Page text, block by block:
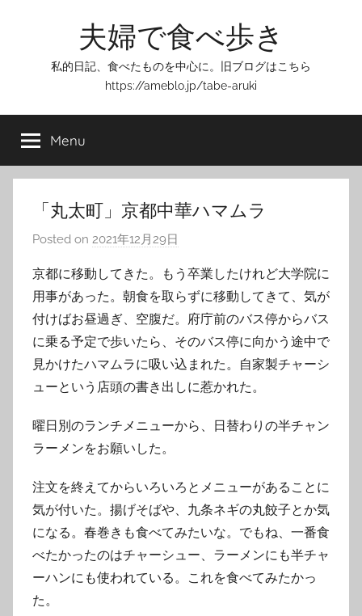
夫婦で食べ歩き
私的日記、食べたものを中心に。旧ブログはこちら
https://ameblo.jp/tabe-aruki
Menu
「丸太町」京都中華ハマムラ
Posted on 2021年12月29日
T
o
m
京都に移動してきた。もう卒業したけれど大学院に
用事があった。朝食を取らずに移動してきて、気が
付けばお昼過ぎ、空腹だ。府庁前のバス停からバス
に乗る予定で歩いたら、そのバス停に向かう途中で
見かけたハマムラに吸い込まれた。自家製チャーシ
ューという店頭の書き出しに惹かれた。
曜日別のランチメニューから、日替わりの半チャン
ラーメンをお願いした。
注文を終えてからいろいろとメニューがあることに
気が付いた。揚げそばや、九条ネギの丸餃子とか気
になる。春巻きも食べてみたいな。でもね、一番食
べたかったのはチャーシュー、ラーメンにも半チャ
ーハンにも使われている。これを食べてみたかっ
た。